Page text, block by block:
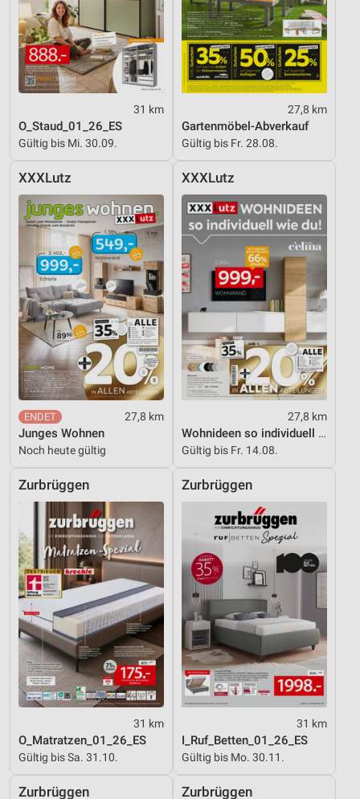
31 km
O_Staud_01_26_ES
Gültig bis Mi. 30.09.
27,8 km
Gartenmöbel-Abverkauf
Gültig bis Fr. 28.08.
XXXLutz
27,8 km
Junges Wohnen
Noch heute gültig
XXXLutz
27,8 km
Wohnideen so individuell wie du!
Gültig bis Fr. 14.08.
Zurbrüggen
31 km
O_Matratzen_01_26_ES
Gültig bis Sa. 31.10.
Zurbrüggen
31 km
I_Ruf_Betten_01_26_ES
Gültig bis Mo. 30.11.
Zurbrüggen Zurbrüggen